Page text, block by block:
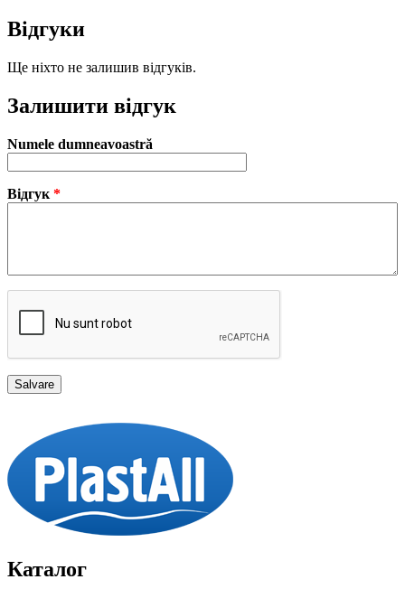
Відгуки
Ще ніхто не залишив відгуків.
Залишити відгук
Numele dumneavoastră
Відгук *
Каталог